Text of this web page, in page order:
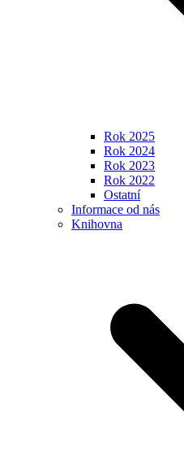
Rok 2025
Rok 2024
Rok 2023
Rok 2022
Ostatní
Informace od nás
Knihovna